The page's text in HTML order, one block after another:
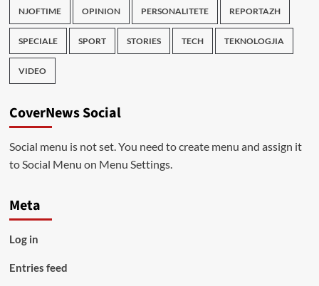
NJOFTIME OPINION PERSONALITETE REPORTAZH
SPECIALE SPORT STORIES TECH TEKNOLOGJIA
VIDEO
CoverNews Social
Social menu is not set. You need to create menu and assign it
to Social Menu on Menu Settings.
Meta
Log in
Entries feed